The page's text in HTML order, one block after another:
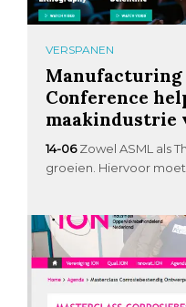
VERSPANEN
Manufacturing
Conference
maakindustrie
14-06 Zowel ASML als
groeien. Hiervoor